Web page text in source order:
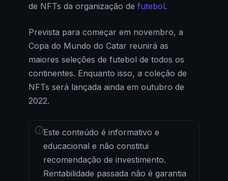
de NFTs da organização de futebol.
Prevista para começar em novembro, a
Copa do Mundo do Catar reunirá as
maiores seleções de futebol de todos os
continentes. Enquanto isso, a coleção de
NFTs será lançada ainda em outubro de
2022.
i Este conteúdo é informativo e
educacional e não constitui
recomendação de investimento.
Rentabilidade passada não é garantia